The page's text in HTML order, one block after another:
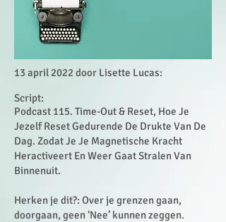
13 april 2022 door Lisette Lucas:
Script:
Podcast 115. Time-Out & Reset, Hoe Je
Jezelf Reset Gedurende De Drukte Van De
Dag. Zodat Je Je Magnetische Kracht
Heractiveert En Weer Gaat Stralen Van
Binnenuit.
Herken je dit?: Over je grenzen gaan,
doorgaan, geen ‘Nee’ kunnen zeggen.